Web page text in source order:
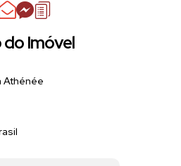
do Imóvel
Athénée